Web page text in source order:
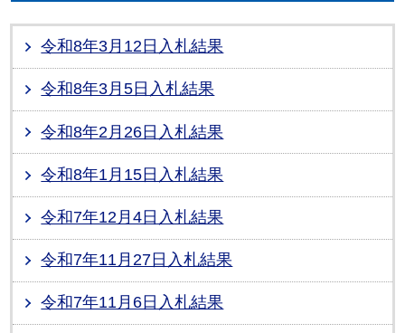
令和8年3月12日入札結果
令和8年3月5日入札結果
令和8年2月26日入札結果
令和8年1月15日入札結果
令和7年12月4日入札結果
令和7年11月27日入札結果
令和7年11月6日入札結果